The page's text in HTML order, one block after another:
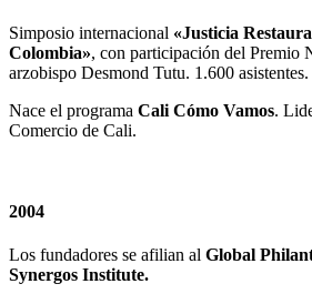
Simposio internacional «Justicia
Colombia», con participación del Premio
arzobispo Desmond Tutu. 1.600 asistentes.
Nace el programa Cali Cómo Vamos.
Comercio de Cali.
2004
Los fundadores se afilian al Global
Synergos Institute.